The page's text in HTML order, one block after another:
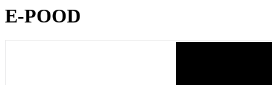
E-POOD